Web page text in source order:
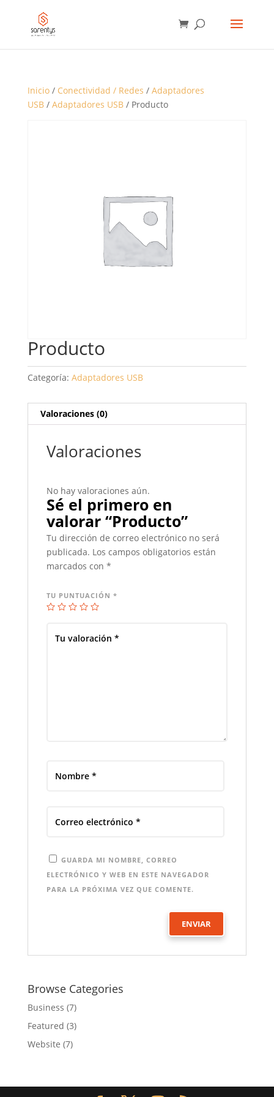
PRODUCTOS
Inicio/ Conectividad / Redes / Adaptadores
USB/ Adaptadores USB/ Producto
Producto
Categoría: Adaptadores USB
Valoraciones (0)
Valoraciones
No hay valoraciones aún.
Sé el primero en
valorar “Producto”
Tu dirección de correo electrónico no será
publicada. Los campos obligatorios están
marcados con *
TU PUNTUACIÓN *
GUARDA MI NOMBRE, CORREO
ELECTRÓNICO Y WEB EN ESTE NAVEGADOR
PARA LA PRÓXIMA VEZ QUE COMENTE.
Browse Categories
Business (7)
Featured (3)
Website (7)